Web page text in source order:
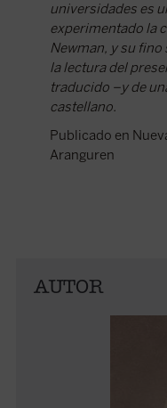
universidades es
experimentado la
Newman, y su
la lectura del
traducido –y de
castellano.
Publicado en
Aranguren
AUTOR